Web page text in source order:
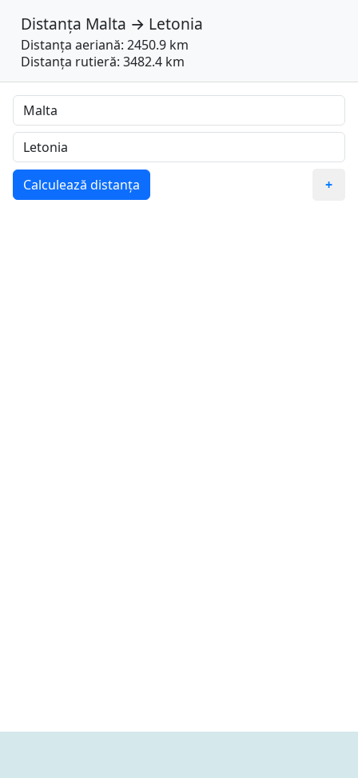
Distanța Malta → Letonia
Distanța aeriană: 2450.9 km
Distanța rutieră: 3482.4 km
Calculează distanța +